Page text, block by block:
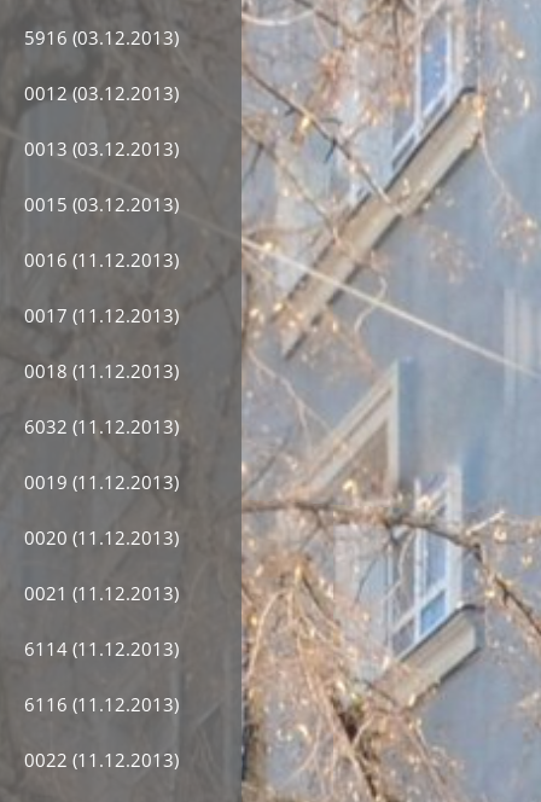
5916 (03.12.2013)
0012 (03.12.2013)
0013 (03.12.2013)
0015 (03.12.2013)
0016 (11.12.2013)
0017 (11.12.2013)
0018 (11.12.2013)
6032 (11.12.2013)
0019 (11.12.2013)
0020 (11.12.2013)
0021 (11.12.2013)
6114 (11.12.2013)
6116 (11.12.2013)
0022 (11.12.2013)